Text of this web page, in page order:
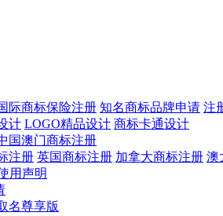
际商标保险注册 知名商标品牌申请 注
计 LOGO精品设计 商标卡通设计
国澳门商标注册
注册 英国商标注册 加拿大商标注册 澳
用声明
名尊享版